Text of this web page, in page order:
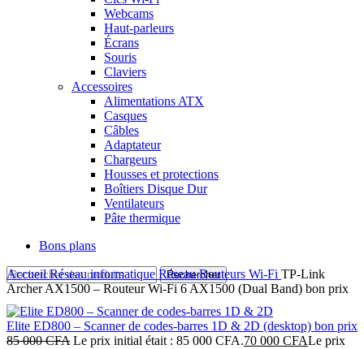
Webcams
Haut-parleurs
Écrans
Souris
Claviers
Accessoires
Alimentations ATX
Casques
Câbles
Adaptateur
Chargeurs
Housses et protections
Boîtiers Disque Dur
Ventilateurs
Pâte thermique
Bons plans
Rechercher
AccueilRéseau informatique RéseauRouteurs Wi-Fi TP‑Link
Archer AX1500 – Routeur Wi‑Fi 6 AX1500 (Dual Band) bon prix
Elite ED800 – Scanner de codes‑barres 1D & 2D (desktop) bon prix
85 000CFA Le prix initial était : 85 000 CFA.70 000 CFALe prix